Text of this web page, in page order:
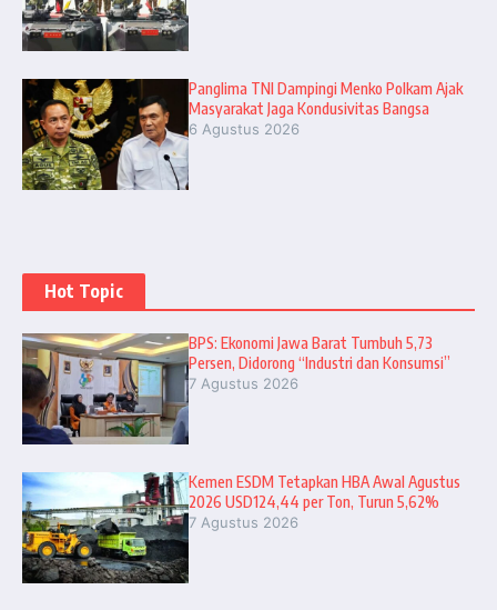
Panglima TNI Dampingi Menko Polkam Ajak
Masyarakat Jaga Kondusivitas Bangsa
6 Agustus 2026
Hot Topic
BPS: Ekonomi Jawa Barat Tumbuh 5,73
Persen, Didorong “Industri dan Konsumsi”
7 Agustus 2026
Kemen ESDM Tetapkan HBA Awal Agustus
2026 USD124,44 per Ton, Turun 5,62%
7 Agustus 2026